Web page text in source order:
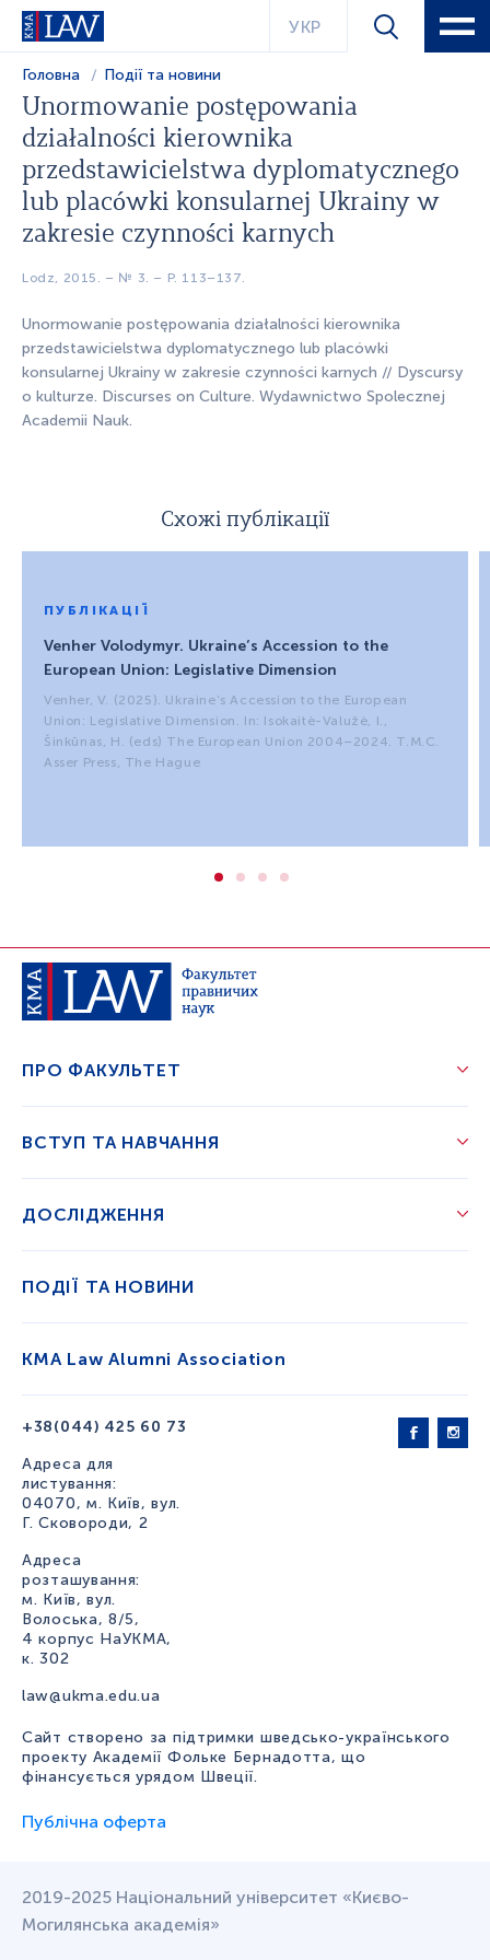
УКР
Головна Події та новини
Unormowanie postępowania
działalności kierownika
przedstawicielstwa dyplomatycznego
lub placówki konsularnej Ukrainy w
zakresie czynności karnych
Lodz, 2015. – № 3. – P. 113–137.
Unormowanie postępowania działalności kierownika
przedstawicielstwa dyplomatycznego lub placówki
konsularnej Ukrainy w zakresie czynności karnych // Dyscursy
o kulturze. Discurses on Culture. Wydawnictwo Spolecznej
Academii Nauk.
Схожі публікації
ПУБЛІКАЦІЇ
Venher Volodymyr. Ukraine’s Accession to the
European Union: Legislative Dimension
Venher, V. (2025). Ukraine’s Accession to the European
Union: Legislative Dimension. In: Isokaitė-Valužė, I.,
Šinkūnas, H. (eds) The European Union 2004–2024. T.M.C.
Asser Press, The Hague
+38(044) 425 60 73
Адреса для
листування:
04070, м. Київ, вул.
Г. Сковороди, 2
Адреса
розташування:
м. Київ, вул.
Волоська, 8/5,
4 корпус НаУКМА,
к. 302
law@ukma.edu.ua
ПРО ФАКУЛЬТЕТ
ВСТУП ТА НАВЧАННЯ
ДОСЛІДЖЕННЯ
ПОДІЇ ТА НОВИНИ
KMA Law Alumni Association
Сайт створено за підтримки шведсько-українського
проекту Академії Фольке Бернадотта, що
фінансується урядом Швеції.
Публічна оферта
2019-2025 Національний університет «Києво-
Могилянська академія»